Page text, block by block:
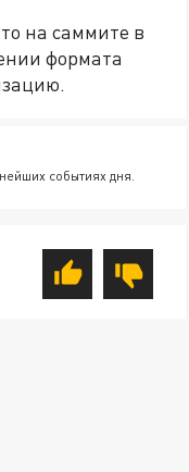
на саммите в
формата
событиях дня.